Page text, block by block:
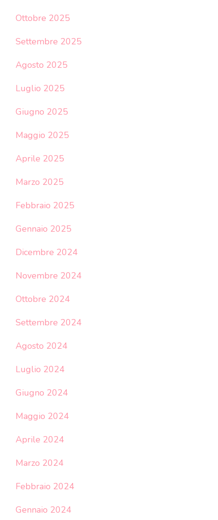
Ottobre 2025
Settembre 2025
Agosto 2025
Luglio 2025
Giugno 2025
Maggio 2025
Aprile 2025
Marzo 2025
Febbraio 2025
Gennaio 2025
Dicembre 2024
Novembre 2024
Ottobre 2024
Settembre 2024
Agosto 2024
Luglio 2024
Giugno 2024
Maggio 2024
Aprile 2024
Marzo 2024
Febbraio 2024
Gennaio 2024